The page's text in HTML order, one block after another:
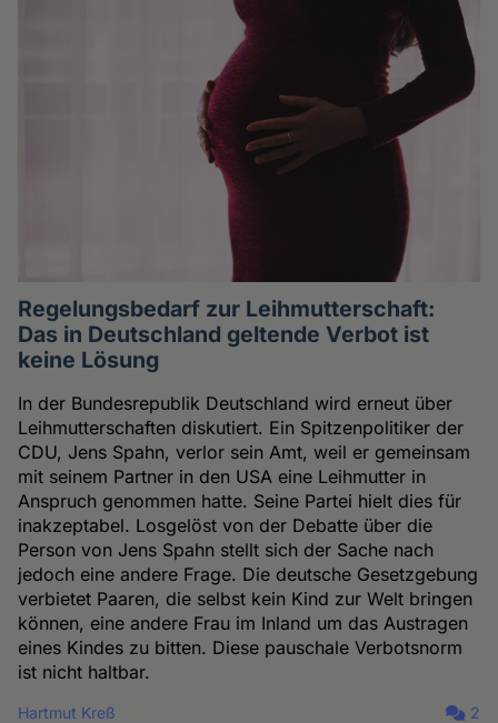
Regelungsbedarf zur Leihmutterschaft:
Das in Deutschland geltende Verbot ist
keine Lösung
In der Bundesrepublik Deutschland wird erneut über
Leihmutterschaften diskutiert. Ein Spitzenpolitiker der
CDU, Jens Spahn, verlor sein Amt, weil er gemeinsam
mit seinem Partner in den USA eine Leihmutter in
Anspruch genommen hatte. Seine Partei hielt dies für
inakzeptabel. Losgelöst von der Debatte über die
Person von Jens Spahn stellt sich der Sache nach
jedoch eine andere Frage. Die deutsche Gesetzgebung
verbietet Paaren, die selbst kein Kind zur Welt bringen
können, eine andere Frau im Inland um das Austragen
eines Kindes zu bitten. Diese pauschale Verbotsnorm
ist nicht haltbar.
Hartmut Kreß 2